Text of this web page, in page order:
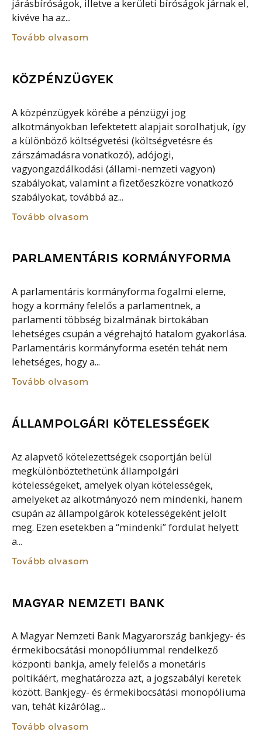
járásbíróságok, illetve a kerületi bíróságok járnak el,
kivéve ha az...
Tovább olvasom
KÖZPÉNZÜGYEK
A közpénzügyek körébe a pénzügyi jog
alkotmányokban lefektetett alapjait sorolhatjuk, így
a különböző költségvetési (költségvetésre és
zárszámadásra vonatkozó), adójogi,
vagyongazdálkodási (állami-nemzeti vagyon)
szabályokat, valamint a fizetőeszközre vonatkozó
szabályokat, továbbá az...
Tovább olvasom
PARLAMENTÁRIS KORMÁNYFORMA
A parlamentáris kormányforma fogalmi eleme,
hogy a kormány felelős a parlamentnek, a
parlamenti többség bizalmának birtokában
lehetséges csupán a végrehajtó hatalom gyakorlása.
Parlamentáris kormányforma esetén tehát nem
lehetséges, hogy a...
Tovább olvasom
ÁLLAMPOLGÁRI KÖTELESSÉGEK
Az alapvető kötelezettségek csoportján belül
megkülönböztethetünk állampolgári
kötelességeket, amelyek olyan kötelességek,
amelyeket az alkotmányozó nem mindenki, hanem
csupán az állampolgárok kötelességeként jelölt
meg. Ezen esetekben a “mindenki” fordulat helyett
a...
Tovább olvasom
MAGYAR NEMZETI BANK
A Magyar Nemzeti Bank Magyarország bankjegy- és
érmekibocsátási monopóliummal rendelkező
központi bankja, amely felelős a monetáris
poltikáért, meghatározza azt, a jogszabályi keretek
között. Bankjegy- és érmekibocsátási monopóliuma
van, tehát kizárólag...
Tovább olvasom